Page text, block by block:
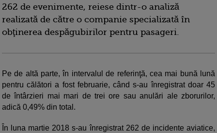
262 de evenimente, reiese dintr-o analiză
realizată de către o companie specializată în
obţinerea despăgubirilor pentru pasageri.
Pe de altă parte, în intervalul de referinţă, cea mai bună lună
pentru călători a fost februarie, când s-au înregistrat doar 45
de întârzieri mai mari de trei ore sau anulări ale zborurilor,
adică 0,49% din total.
În luna martie 2018 s-au înregistrat 262 de incidente aviatice,